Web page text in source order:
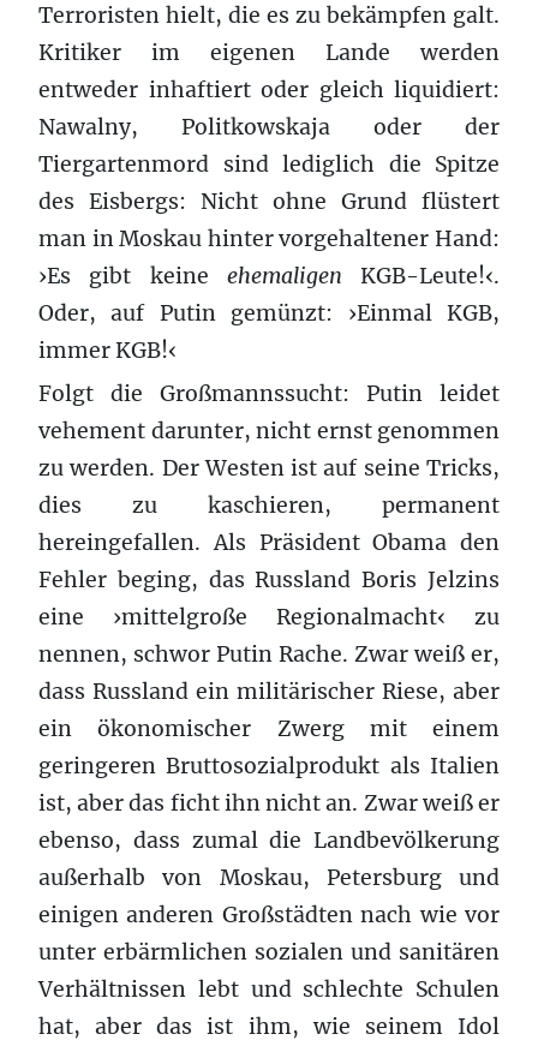
Terroristen hielt, die es zu bekämpfen galt.
Kritiker im eigenen Lande werden
entweder inhaftiert oder gleich liquidiert:
Nawalny, Politkowskaja oder der
Tiergartenmord sind lediglich die Spitze
des Eisbergs: Nicht ohne Grund flüstert
man in Moskau hinter vorgehaltener Hand:
›Es gibt keine ehemaligen KGB-Leute!‹.
Oder, auf Putin gemünzt: ›Einmal KGB,
immer KGB!‹
Folgt die Großmannssucht: Putin leidet
vehement darunter, nicht ernst genommen
zu werden. Der Westen ist auf seine Tricks,
dies zu kaschieren, permanent
hereingefallen. Als Präsident Obama den
Fehler beging, das Russland Boris Jelzins
eine ›mittelgroße Regionalmacht‹ zu
nennen, schwor Putin Rache. Zwar weiß er,
dass Russland ein militärischer Riese, aber
ein ökonomischer Zwerg mit einem
geringeren Bruttosozialprodukt als Italien
ist, aber das ficht ihn nicht an. Zwar weiß er
ebenso, dass zumal die Landbevölkerung
außerhalb von Moskau, Petersburg und
einigen anderen Großstädten nach wie vor
unter erbärmlichen sozialen und sanitären
Verhältnissen lebt und schlechte Schulen
hat, aber das ist ihm, wie seinem Idol